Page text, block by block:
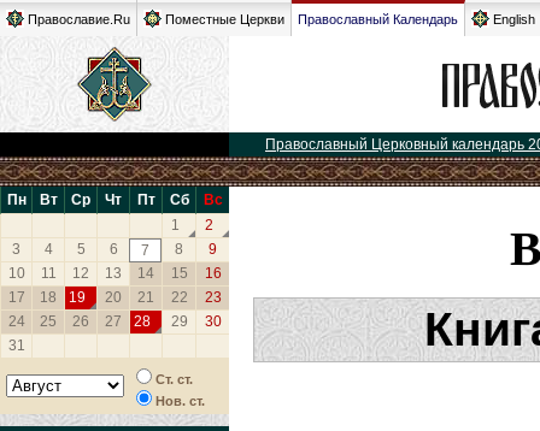
Православие.Ru Поместные Церкви Православный Календарь English
Православный Церковный календарь
Пн Вт Ср Чт Пт Сб
Вс
1
2
3
4 5 6 7 8
9
10
11 12 13 14 15
16
17
18 19 20 21 22
23
24
25 26 27 28 29
30
31
Ст. ст.
Нов. ст.